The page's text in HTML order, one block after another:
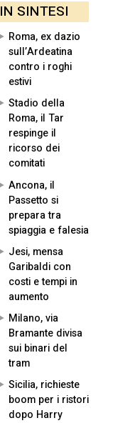
IN SINTESI
Roma, ex dazio
sull’Ardeatina
contro i roghi
estivi
Stadio della
Roma, il Tar
respinge il
ricorso dei
comitati
Ancona, il
Passetto si
prepara tra
spiaggia e falesia
Jesi, mensa
Garibaldi con
costi e tempi in
aumento
Milano, via
Bramante divisa
sui binari del
tram
Sicilia, richieste
boom per i ristori
dopo Harry